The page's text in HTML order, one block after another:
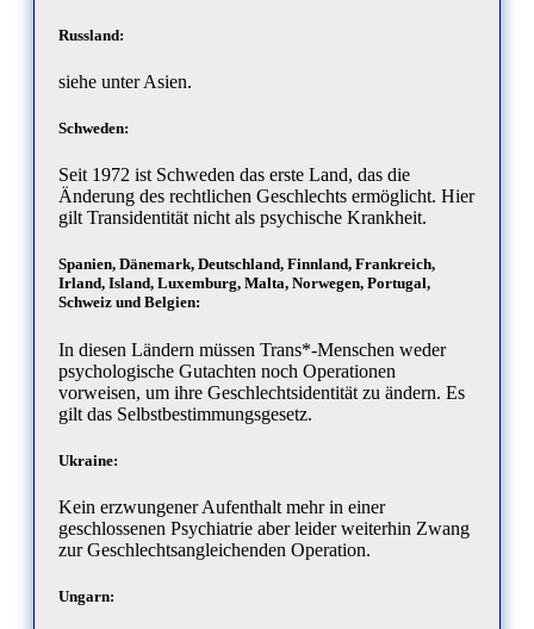
Russland:
siehe unter Asien.
Schweden:
Seit 1972 ist Schweden das erste Land, das die
Änderung des rechtlichen Geschlechts ermöglicht. Hier
gilt Transidentität nicht als psychische Krankheit.
Spanien, Dänemark, Deutschland, Finnland, Frankreich,
Irland, Island, Luxemburg, Malta, Norwegen, Portugal,
Schweiz und Belgien:
In diesen Ländern müssen Trans*-Menschen weder
psychologische Gutachten noch Operationen
vorweisen, um ihre Geschlechtsidentität zu ändern. Es
gilt das Selbstbestimmungsgesetz.
Ukraine:
Kein erzwungener Aufenthalt mehr in einer
geschlossenen Psychiatrie aber leider weiterhin Zwang
zur Geschlechtsangleichenden Operation.
Ungarn: